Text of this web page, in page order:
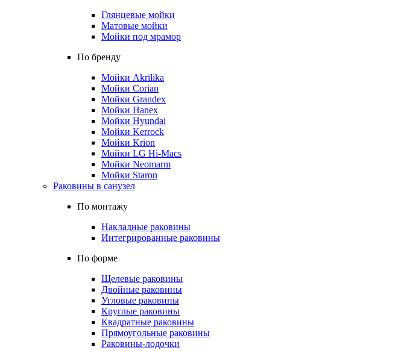
Глянцевые мойки
Матовые мойки
Мойки под мрамор
По бренду
Мойки Akrilika
Мойки Corian
Мойки Grandex
Мойки Hanex
Мойки Hyundai
Мойки Kerrock
Мойки Krion
Мойки LG Hi-Macs
Мойки Neomarm
Мойки Staron
Раковины в санузел
По монтажу
Накладные раковины
Интегрированные раковины
По форме
Щелевые раковины
Двойные раковины
Угловые раковины
Круглые раковины
Квадратные раковины
Прямоугольные раковины
Раковины-лодочки